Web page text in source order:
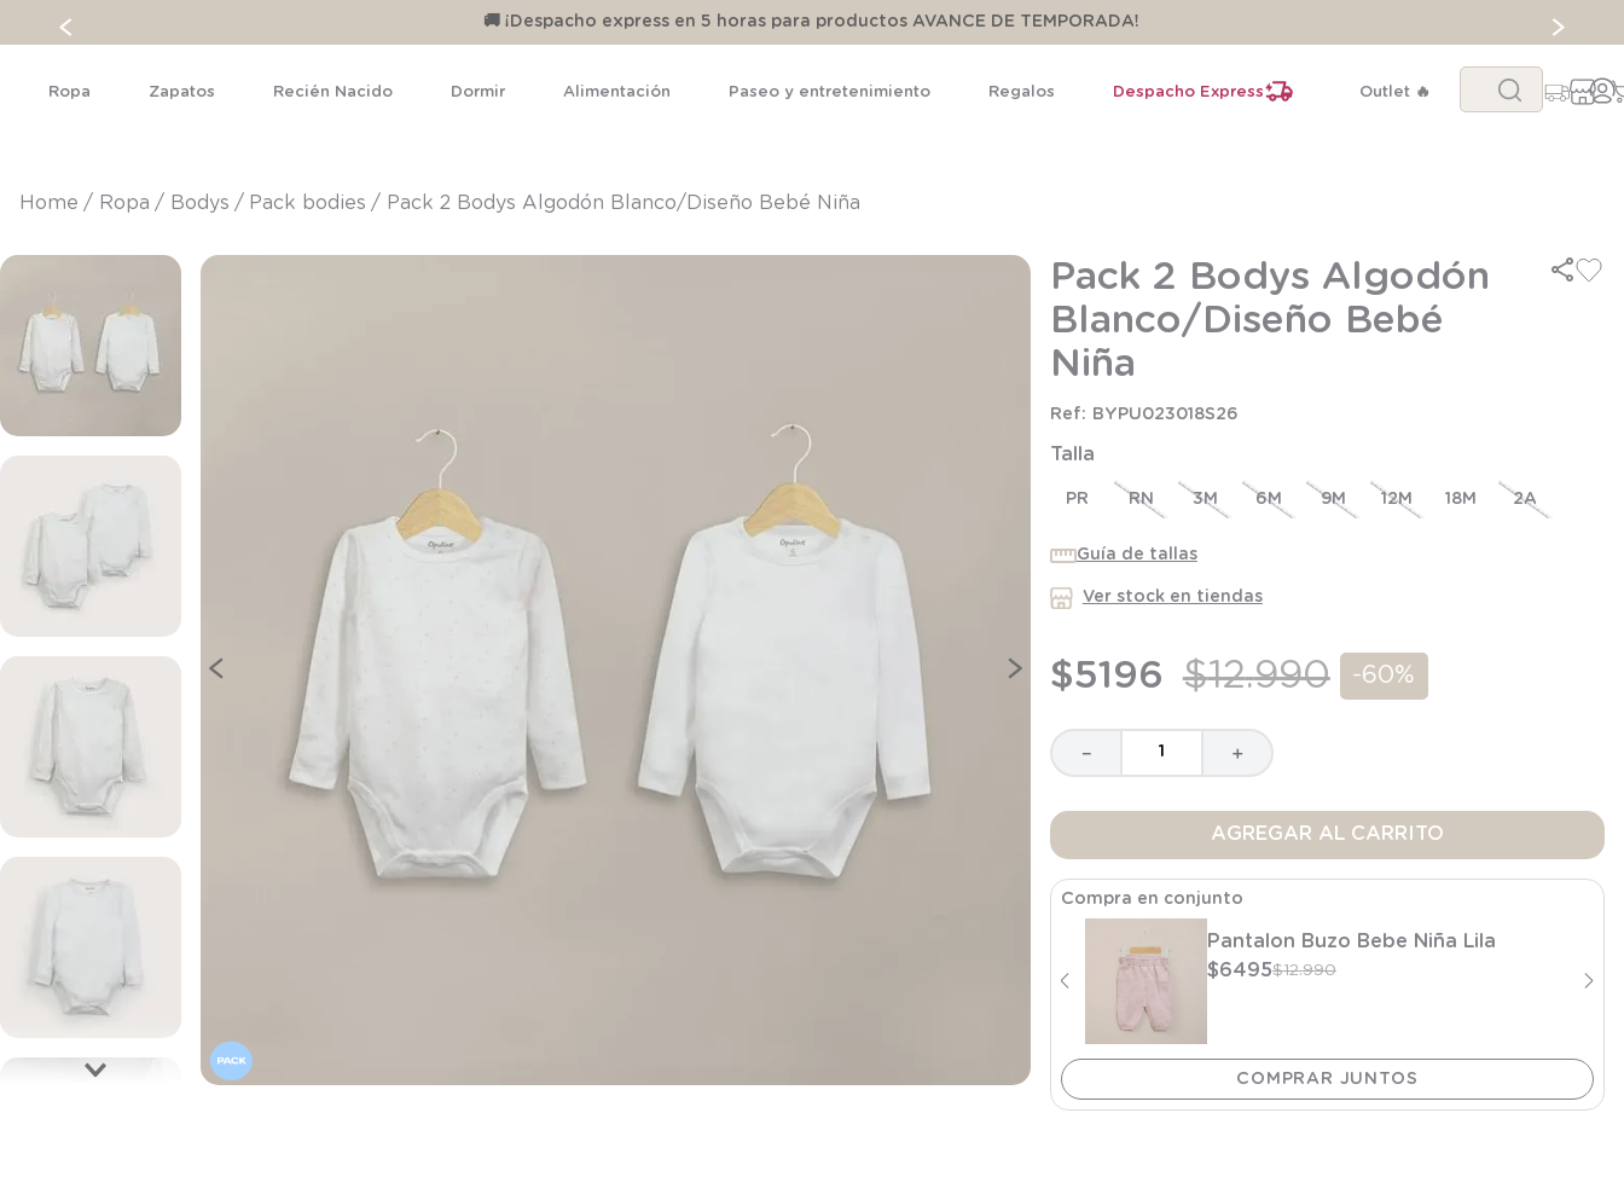
🚚 ¡Despacho express en 5 horas para productos AVANCE DE TEMPORADA!
Ropa Zapatos Recién Nacido Dormir Alimentación Paseo y entretenimiento Regalos Despacho Express Outlet 🔥
Buscar...
ropa bodys pack bodies Pack 2 Bodys Algodón Blanco/Diseño Bebé Niña
Pack 2 Bodys Algodón
Blanco/Diseño Bebé
Niña
BYPU023018S26
Talla
PR RN 3M 6M 9M 12M 18M 2A
Guía de tallas
Ver stock en tiendas
$5196 $12.990 -60%
＋
－
AGREGAR AL CARRITO
Compra en conjunto
Pantalon Buzo Bebe Niña Lila
$6495$12.990
1.
pijama
niña
8.
saco
9
saco dormir